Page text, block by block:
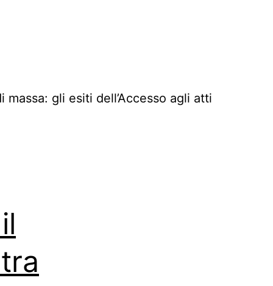
massa: gli esiti dell’Accesso agli atti